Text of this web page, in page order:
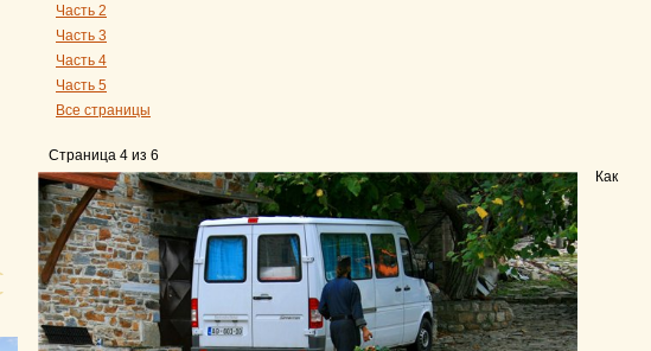
Часть 2
Часть 3
Часть 4
Часть 5
Все страницы
Страница 4 из 6
Как